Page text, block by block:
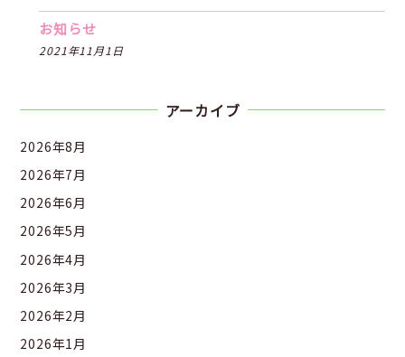
お知らせ
2021年11月1日
アーカイブ
2026年8月
2026年7月
2026年6月
2026年5月
2026年4月
2026年3月
2026年2月
2026年1月